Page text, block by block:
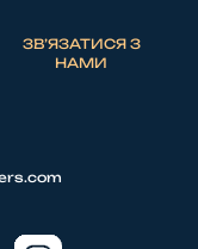
ЗВʼЯЗАТИСЯ З
НАМИ